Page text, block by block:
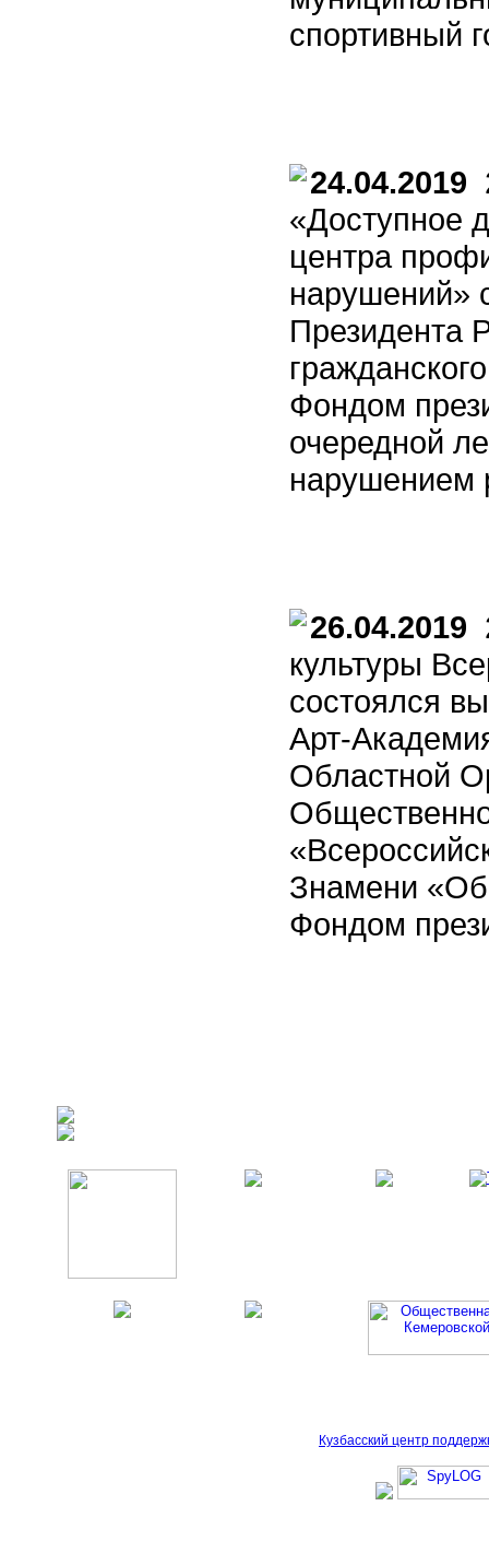
спортивный
24.04.2019
«Доступное
центра
нарушений»
Президента
Фондом
очередной
нарушением
26.04.2019
культуры
состоялся
Арт-
Областной
Знамени
Фондом
Кузбасский центр